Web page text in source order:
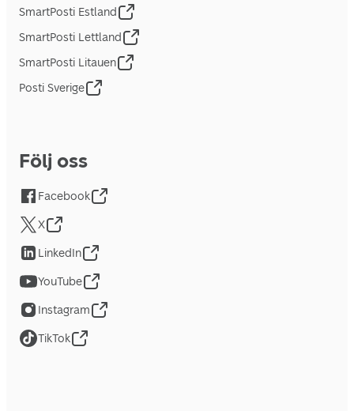
SmartPosti Estland
SmartPosti Lettland
SmartPosti Litauen
Posti Sverige
Följ oss
Facebook
X
LinkedIn
YouTube
Instagram
TikTok